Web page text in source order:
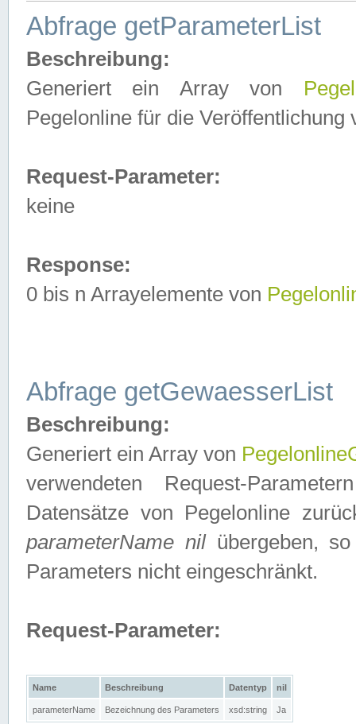
Abfrage getParameterList
Beschreibung:
Generiert ein Array von
Pegelonline für die Veröffentlichung
Request-Parameter:
keine
Response:
0 bis n Arrayelemente von
Abfrage getGewaesserList
Beschreibung:
Generiert ein Array von
verwendeten Request-
Datensätze von Pegelonline
parameterName nilübergeben, so
Parameters nicht eingeschränkt.
Request-Parameter:
Name Beschreibung Datentyp nil
parameterName Bezeichnung des Parameters xsd:string Ja